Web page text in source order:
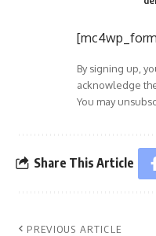
By signing up,
acknowledge
You may
Share This Article
PREVIOUS ARTICLE